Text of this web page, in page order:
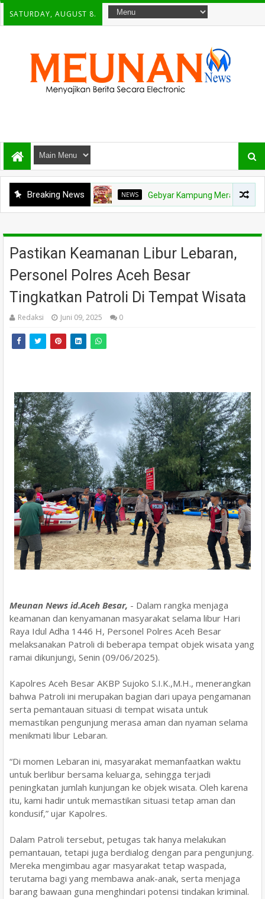
SATURDAY, AUGUST 8.
Breaking News NEWS Gebyar Kampung Merah Putih
Pastikan Keamanan Libur Lebaran,
Personel Polres Aceh Besar
Tingkatkan Patroli Di Tempat Wisata
Redaksi Juni 09, 2025 0
Meunan News id.Aceh Besar, - Dalam rangka menjaga
keamanan dan kenyamanan masyarakat selama libur Hari
Raya Idul Adha 1446 H, Personel Polres Aceh Besar
melaksanakan Patroli di beberapa tempat objek wisata yang
ramai dikunjungi, Senin (09/06/2025).
Kapolres Aceh Besar AKBP Sujoko S.I.K.,M.H., menerangkan
bahwa Patroli ini merupakan bagian dari upaya pengamanan
serta pemantauan situasi di tempat wisata untuk
memastikan pengunjung merasa aman dan nyaman selama
menikmati libur Lebaran.
“Di momen Lebaran ini, masyarakat memanfaatkan waktu
untuk berlibur bersama keluarga, sehingga terjadi
peningkatan jumlah kunjungan ke objek wisata. Oleh karena
itu, kami hadir untuk memastikan situasi tetap aman dan
kondusif,” ujar Kapolres.
Dalam Patroli tersebut, petugas tak hanya melakukan
pemantauan, tetapi juga berdialog dengan para pengunjung.
Mereka mengimbau agar masyarakat tetap waspada,
terutama bagi yang membawa anak-anak, serta menjaga
barang bawaan guna menghindari potensi tindakan kriminal.